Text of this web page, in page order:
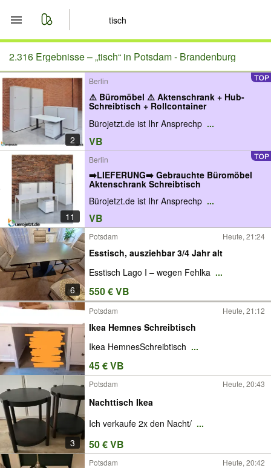
Start
Merkliste
Nachrichten
Anzeige aufgeben
2.316 Ergebnisse –„tisch“ in Potsdam - Brandenburg
2
Berlin
⚠️ Büromöbel ⚠️ Aktenschrank + Hub-
Schreibtisch + Rollcontainer
Bürojetzt.de ist Ihr Ansprechp ...
VB
11
Berlin
➡️LIEFERUNG➡️ Gebrauchte Büromöbel
Aktenschrank Schreibtisch
Bürojetzt.de ist Ihr Ansprechp ...
VB
6
Potsdam Heute, 21:24
Esstisch, ausziehbar 3/4 Jahr alt
Esstisch Lago I – wegen Fehlka ...
550 € VB
Potsdam Heute, 21:12
Ikea Hemnes Schreibtisch
Ikea HemnesSchreibtisch ...
45 € VB
3
Potsdam Heute, 20:43
Nachttisch Ikea
Ich verkaufe 2x den Nacht/ ...
50 € VB
Potsdam Heute, 20:42